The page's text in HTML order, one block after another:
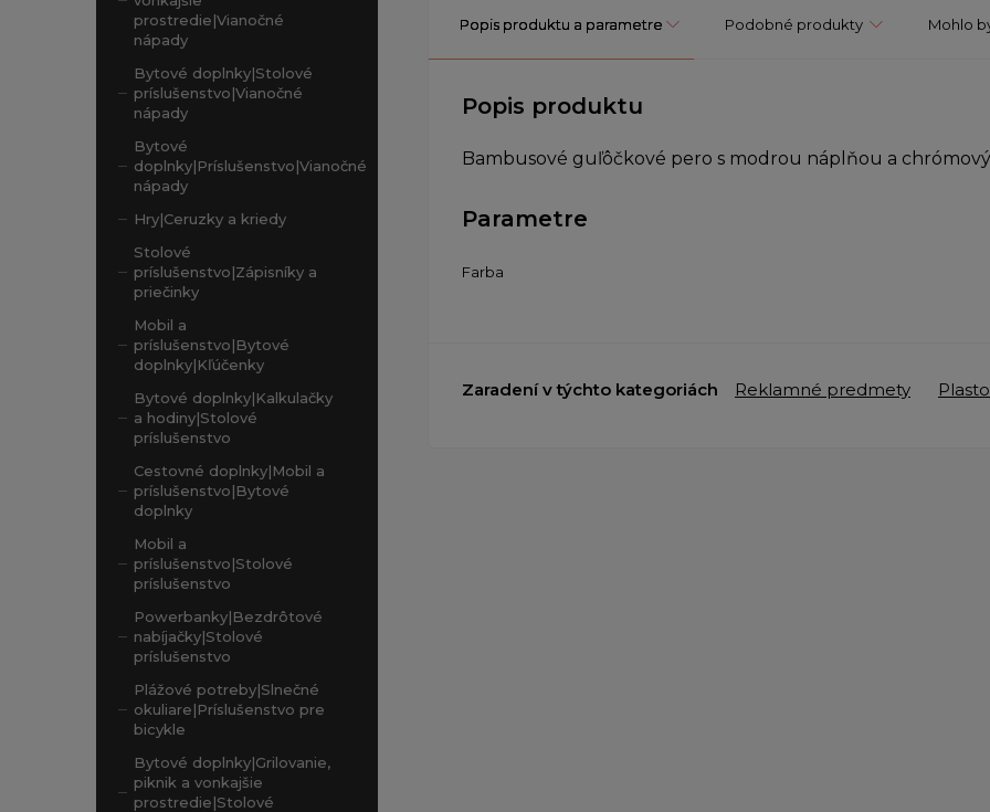
prostredie|Vianočné
nápady
Bytové doplnky|Stolové
príslušenstvo|Vianočné
nápady
Bytové
doplnky|Príslušenstvo|Vianočné
nápady
Hry|Ceruzky a kriedy
Stolové
príslušenstvo|Zápisníky a
priečinky
Mobil a
príslušenstvo|Bytové
doplnky|Kľúčenky
Bytové doplnky|Kalkulačky
a hodiny|Stolové
príslušenstvo
Cestovné doplnky|Mobil a
príslušenstvo|Bytové
doplnky
Mobil a
príslušenstvo|Stolové
príslušenstvo
Powerbanky|Bezdrôtové
nabíjačky|Stolové
príslušenstvo
Plážové potreby|Slnečné
okuliare|Príslušenstvo pre
bicykle
Bytové doplnky|Grilovanie,
piknik a vonkajšie
prostredie|Stolové
Popis produktu a parametre Podobné produkty Mohlo
Popis produktu
Bambusové guľôčkové pero s modrou náplňou a
Parametre
Farba
Zaradení v týchto kategoriách Reklamné predmety